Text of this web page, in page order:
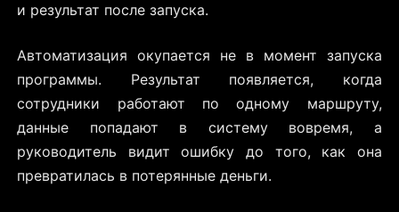
и результат после запуска.
Автоматизация окупается не в момент запуска
программы. Результат появляется, когда
сотрудники работают по одному маршруту,
данные попадают в систему вовремя, а
руководитель видит ошибку до того, как она
превратилась в потерянные деньги.